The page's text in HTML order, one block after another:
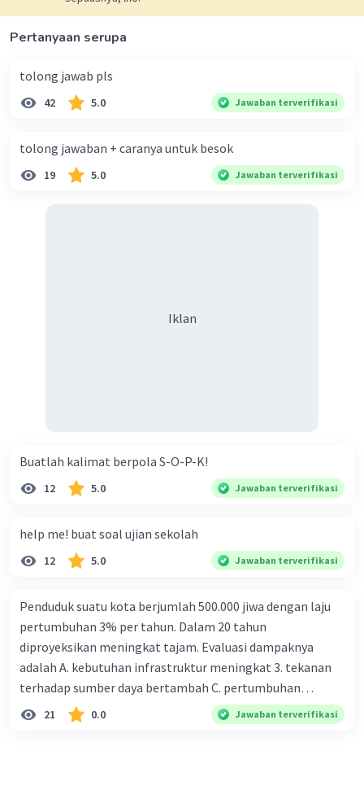
Pertanyaan serupa
tolong jawab pls
42 5.0 Jawaban terverifikasi
tolong jawaban + caranya untuk besok
19 5.0 Jawaban terverifikasi
Iklan
Buatlah kalimat berpola S-O-P-K!
12 5.0 Jawaban terverifikasi
help me! buat soal ujian sekolah
12 5.0 Jawaban terverifikasi
Penduduk suatu kota berjumlah 500.000 jiwa dengan laju
pertumbuhan 3% per tahun. Dalam 20 tahun
diproyeksikan meningkat tajam. Evaluasi dampaknya
adalah A. kebutuhan infrastruktur meningkat 3. tekanan
terhadap sumber daya bertambah C. pertumbuhan
eksponensial berdampak jangka panjang D. tidak
memengaruhi tata ruang E. proyeksi penduduk penting
21 0.0 Jawaban terverifikasi